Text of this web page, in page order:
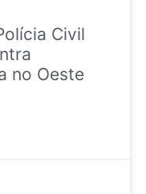
Civil
no Oeste